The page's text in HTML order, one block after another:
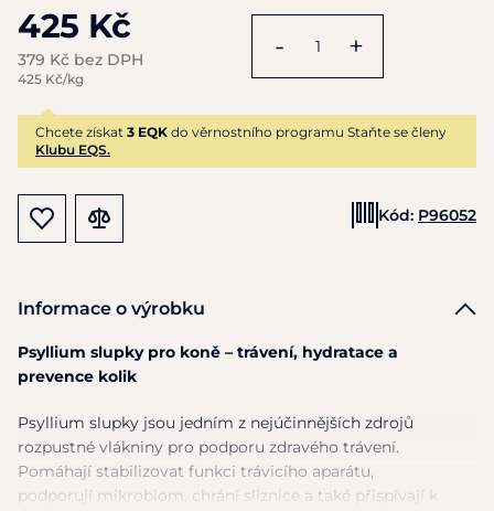
425 Kč
379 Kč bez DPH
425 Kč/kg
- +
Chcete získat 3 EQK do věrnostního programu Staňte se členy
Klubu EQS.
Kód: P96052
Informace o výrobku
Psyllium slupky pro koně – trávení, hydratace a
prevence kolik
Psyllium slupky jsou jedním z nejúčinnějších zdrojů
rozpustné vlákniny pro podporu zdravého trávení.
Pomáhají stabilizovat funkci trávicího aparátu,
podporují mikrobiom, chrání sliznice a také přispívají k